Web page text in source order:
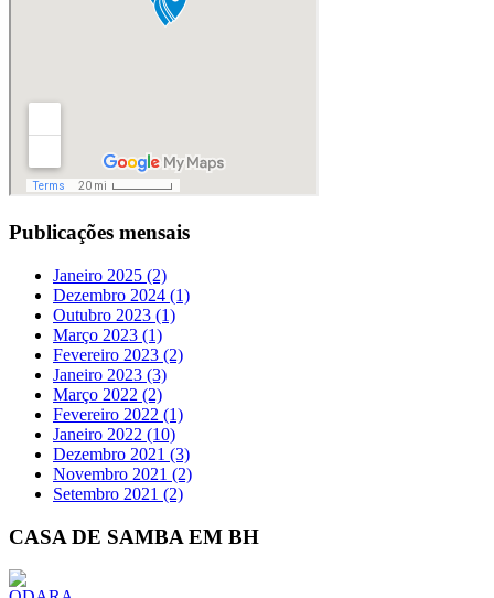
Publicações mensais
Janeiro 2025 (2)
Dezembro 2024 (1)
Outubro 2023 (1)
Março 2023 (1)
Fevereiro 2023 (2)
Janeiro 2023 (3)
Março 2022 (2)
Fevereiro 2022 (1)
Janeiro 2022 (10)
Dezembro 2021 (3)
Novembro 2021 (2)
Setembro 2021 (2)
CASA DE SAMBA EM BH